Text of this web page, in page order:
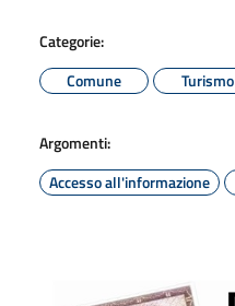
Categorie:
Comune
Turismo
Argomenti:
Accesso all'informazione